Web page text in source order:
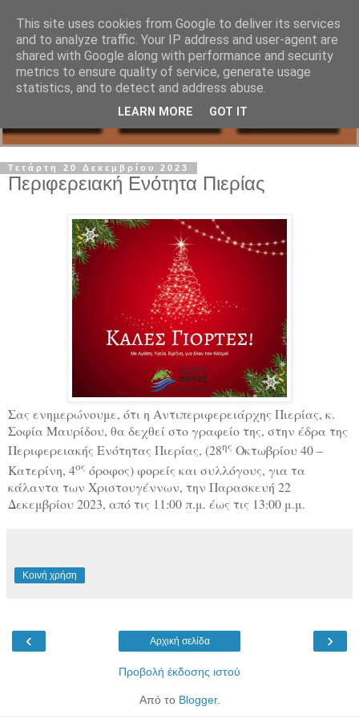
Τετάρτη 20 Δεκεμβρίου 2023
Περιφερειακή Ενότητα Πιερίας
Σας ενημερώνουμε, ότι η Αντιπεριφερειάρχης Πιερίας, κ.
Σοφία Μαυρίδου, θα δεχθεί στο γραφείο της, στην έδρα της
Περιφερειακής Ενότητας Πιερίας, (28ης Οκτωβρίου 40 –
Κατερίνη, 4ος όροφος) φορείς και συλλόγους, για τα
κάλαντα των Χριστουγέννων, την Παρασκευή 22
Δεκεμβρίου 2023, από τις 11:00 π.μ. έως τις 13:00 μ.μ.
Κοινή χρήση
‹ ›
Αρχική σελίδα
Προβολή έκδοσης ιστού
Από το Blogger.
This site uses cookies from Google to deliver its services
and to analyze traffic. Your IP address and user-agent are
shared with Google along with performance and security
metrics to ensure quality of service, generate usage
statistics, and to detect and address abuse.
LEARN MORE GOT IT